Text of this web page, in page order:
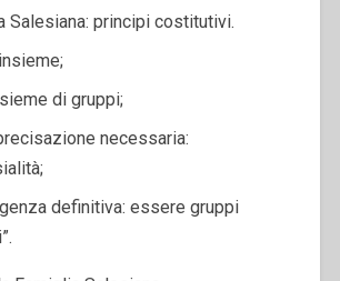
Salesiana: principi costitutivi.
di gruppi;
necessaria:
definitiva: essere gruppi